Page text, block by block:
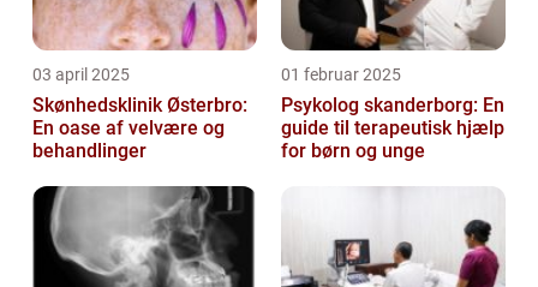
03 april 2025
Skønhedsklinik Østerbro:
En oase af velvære og
behandlinger
01 februar 2025
Psykolog skanderborg: En
guide til terapeutisk hjælp
for børn og unge